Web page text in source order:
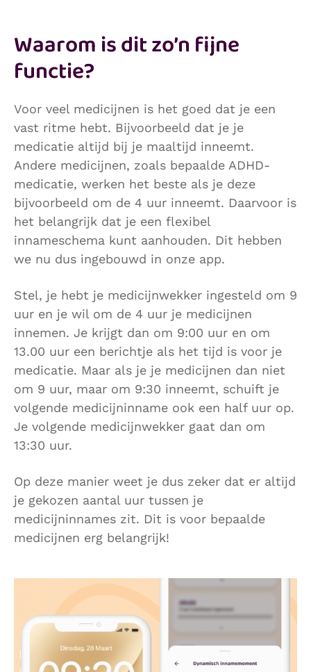
Waarom is dit zo’n fijne
functie?
Voor veel medicijnen is het goed dat je een
vast ritme hebt. Bijvoorbeeld dat je je
medicatie altijd bij je maaltijd inneemt.
Andere medicijnen, zoals bepaalde ADHD-
medicatie, werken het beste als je deze
bijvoorbeeld om de 4 uur inneemt. Daarvoor is
het belangrijk dat je een flexibel
innameschema kunt aanhouden. Dit hebben
we nu dus ingebouwd in onze app.
Stel, je hebt je medicijnwekker ingesteld om 9
uur en je wil om de 4 uur je medicijnen
innemen. Je krijgt dan om 9:00 uur en om
13.00 uur een berichtje als het tijd is voor je
medicatie. Maar als je je medicijnen dan niet
om 9 uur, maar om 9:30 inneemt, schuift je
volgende medicijninname ook een half uur op.
Je volgende medicijnwekker gaat dan om
13:30 uur.
Op deze manier weet je dus zeker dat er altijd
je gekozen aantal uur tussen je
medicijninnames zit. Dit is voor bepaalde
medicijnen erg belangrijk!